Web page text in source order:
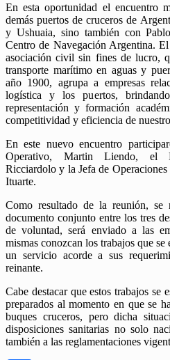
En esta oportunidad el encuentro
demás puertos de cruceros de
y Ushuaia, sino también con
Centro de Navegación Argentina.
asociación civil sin fines de lucro,
transporte marítimo en aguas y
año 1900, agrupa a empresas
logística y los puertos, brindando
representación y formación
competitividad y eficiencia de
En este nuevo encuentro
Operativo, Martin Liendo, el
Ricciardolo y la Jefa de
Ituarte.
Como resultado de la reunión, se
documento conjunto entre los tres
de voluntad, será enviado a las
mismas conozcan los trabajos que
un servicio acorde a sus
reinante.
Cabe destacar que estos trabajos se
preparados al momento en que se
buques cruceros, pero dicha
disposiciones sanitarias no solo
también a las reglamentaciones